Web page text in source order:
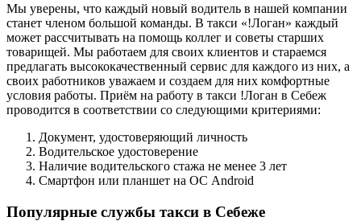
Мы уверены, что каждый новый водитель в нашей компании
станет членом большой команды. В такси «!Логан» каждый
может рассчитывать на помощь коллег и советы старших
товарищей. Мы работаем для своих клиентов и стараемся
предлагать высококачественный сервис для каждого из них, а
своих работников уважаем и создаем для них комфортные
условия работы. Приём на работу в такси !Логан в Себеж
проводится в соответствии со следующими критериями:
Документ, удостоверяющий личность
Водительское удостоверение
Наличие водительского стажа не менее 3 лет
Смартфон или планшет на ОС Android
Популярные службы такси в Себеже